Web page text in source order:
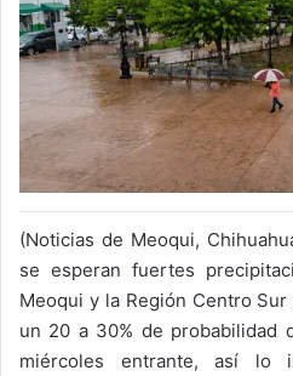
(Noticias de Meoqui,
se esperan fuertes
Meoqui y la Región Centro
un 20 a 30% de probabilidad
miércoles entrante, así lo